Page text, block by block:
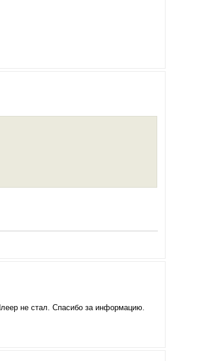
не стал. Спасибо за информацию.